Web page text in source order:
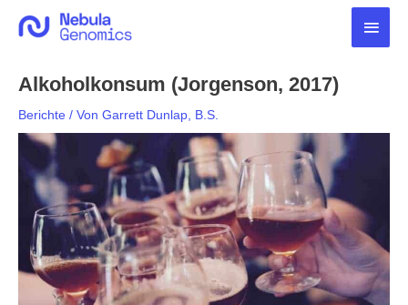
Inhalt
Alkoholkonsum (Jorgenson, 2017)
Berichte / Von Garrett Dunlap, B.S.